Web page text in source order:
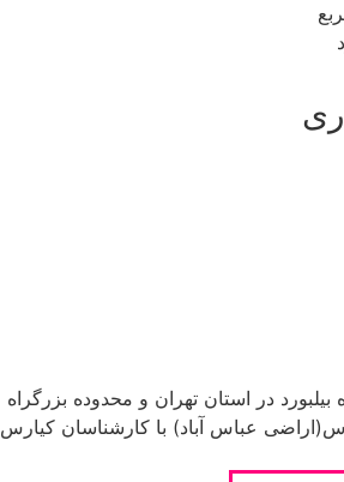
در استان تهران و محدوده بزرگراه
عباس آباد) با کارشناسان کیارس